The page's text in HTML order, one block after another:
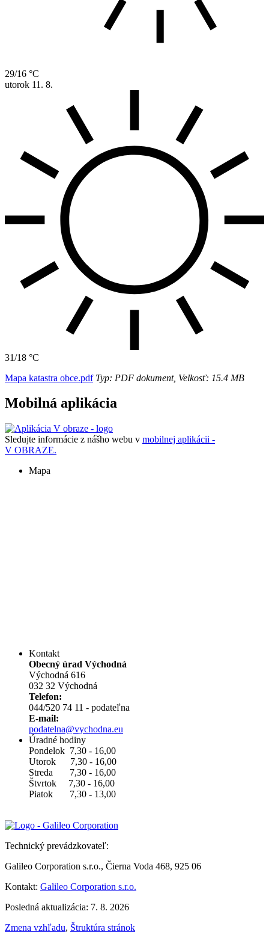
29/16 °C
utorok 11. 8.
31/18 °C
Mapa katastra obce.pdfTyp: PDF dokument, Velkosť: 15.4 MB
Mobilná aplikácia
Sledujte informácie z nášho webu v mobilnej aplikácii -
V OBRAZE.
Mapa
Kontakt
Obecný úrad Východná
Východná 616
032 32 Východná
Telefon:
044/520 74 11 - podateľna
E-mail:
podatelna@vychodna.eu
Úradné hodiny
Pondelok 7,30 - 16,00
Utorok 7,30 - 16,00
Streda 7,30 - 16,00
Štvrtok 7,30 - 16,00
Piatok 7,30 - 13,00
Technický prevádzkovateľ:
Galileo Corporation s.r.o., Čierna Voda 468, 925 06
Kontakt: Galileo Corporation s.r.o.
Posledná aktualizácia: 7. 8. 2026
Zmena vzhľadu, Štruktúra stránok